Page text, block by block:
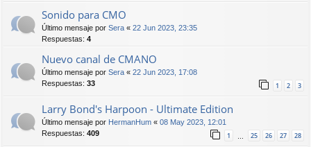
Sonido para CMO
Último mensaje por Sera « 22 Jun 2023, 23:35
Respuestas: 4
Nuevo canal de CMANO
Último mensaje por Sera « 22 Jun 2023, 17:08
Respuestas: 33 1 2 3
Larry Bond's Harpoon - Ultimate Edition
Último mensaje por HermanHum « 08 May 2023, 12:01
Respuestas: 409 1 … 25 26 27 28